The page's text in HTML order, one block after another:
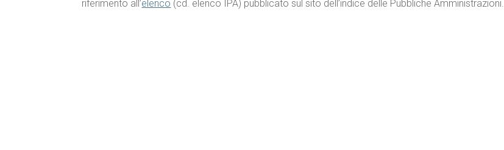
riferimento all’elenco (cd. elenco IPA) pubblicato sul sito dell’indice delle Pubbliche Amministrazioni.